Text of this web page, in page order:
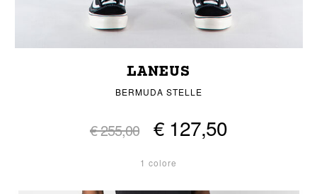
LANEUS
BERMUDA STELLE
€ 255,00 € 127,50
1 colore